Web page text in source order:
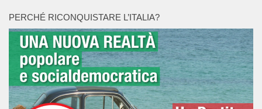
PERCHÉ RICONQUISTARE L’ITALIA?